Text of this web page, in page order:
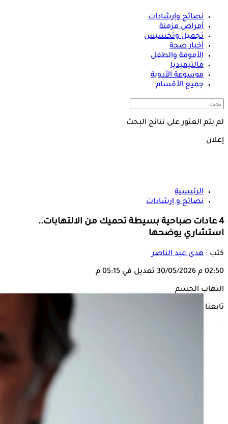
نصائح وإرشادات
أمراض مزمنة
تجميل وتخسيس
أخبار صحة
الأمومة والطفل
مالتيميديا
موسوعة الأدوية
جميع الأقسام
لم يتم العثور على نتائج البحث
إعلان
الرئيسية
نصائح و إرشادات
4 عادات صباحية بسيطة تحميك من الالتهابات..
استشاري يوضحها
كتب : هدى عبد الناصر
02:50 م 30/05/2026 تعديل في 05:15 م
التهاب الجسم
تابعنا على